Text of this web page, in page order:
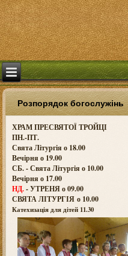
Розпорядок богослужінь
ХРАМ ПРЕСВЯТОЇ ТРОЙЦІ
ПН.-ПТ.
Свята Літургія о 18.00
Вечірня о 19.00
СБ. - Свята Літургія о 10.00
Вечірня о 17.00
НД.- УТРЕНЯ о 09.00
СВЯТА ЛІТУРГІЯ о 10.00
Катехизація для дітей 11.30